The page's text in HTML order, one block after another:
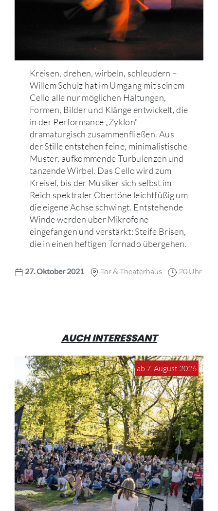
Kreisen, drehen, wirbeln, schleudern –
Willem Schulz hat im Umgang mit seinem
Cello alle nur möglichen Haltungen,
Formen, Bilder und Klänge entwickelt, die
in der Performance „Zyklon“
dramaturgisch zusammenfließen. Aus
der Stille entstehen feine, minimalistische
Muster, aufkommende Turbulenzen und
tanzende Wirbel. Das Cello wird zum
Kreisel, bis der Musiker sich selbst im
Reich spektraler Obertöne leichtfüßig um
die eigene Achse schwingt. Entstehende
Winde werden über Mikrofone
eingefangen und verstärkt: Steife Brisen,
die in einen heftigen Tornado übergehen.
27. Oktober 2021 Tor & Theaterhaus 20 Uhr
AUCH INTERESSANT
ab 7. August 2026